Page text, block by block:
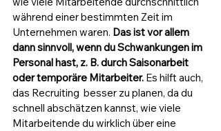
während einer bestimmten Zeit im
Unternehmen waren. Das ist vor allem
dann sinnvoll, wenn du Schwankungen im
Personal hast, z. B. durch Saisonarbeit
oder temporäre Mitarbeiter. Es hilft auch,
das Recruiting  besser zu planen, da du
schnell abschätzen kannst, wie viele
Mitarbeitende du wirklich über eine